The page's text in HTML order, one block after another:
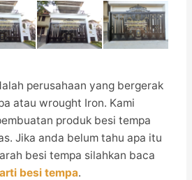
perusahaan yang bergerak
atau wrought Iron. Kami
produk besi tempa
Jika anda belum tahu apa itu
besi tempa silahkan baca
besi tempa.